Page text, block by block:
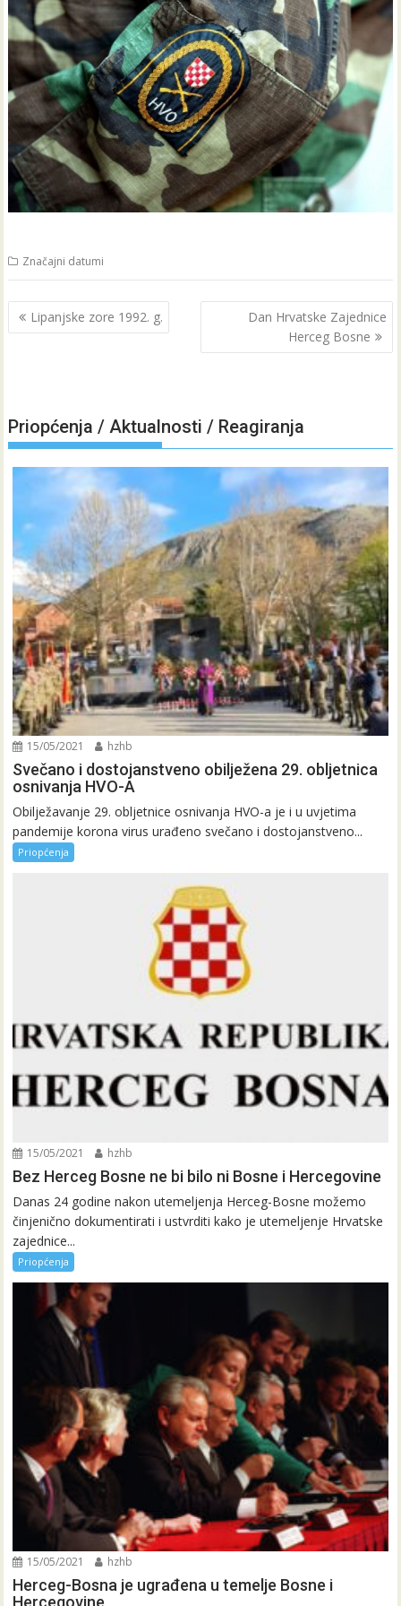
Značajni datumi
Navigacija
objava
Lipanjske zore 1992. g.
Dan Hrvatske Zajednice
Herceg Bosne
Priopćenja / Aktualnosti / Reagiranja
15/05/2021 hzhb
Svečano i dostojanstveno obilježena 29. obljetnica
osnivanja HVO-A
Obilježavanje 29. obljetnice osnivanja HVO-a je i u uvjetima
pandemije korona virus urađeno svečano i dostojanstveno...
Priopćenja
15/05/2021 hzhb
Bez Herceg Bosne ne bi bilo ni Bosne i Hercegovine
Danas 24 godine nakon utemeljenja Herceg-Bosne možemo
činjenično dokumentirati i ustvrditi kako je utemeljenje Hrvatske
zajednice...
Priopćenja
15/05/2021 hzhb
Herceg-Bosna je ugrađena u temelje Bosne i
Hercegovine